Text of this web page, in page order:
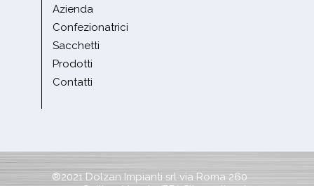
Azienda
Confezionatrici
Sacchetti
Prodotti
Contatti
®2021 Dolzan Impianti srl via Roma 260